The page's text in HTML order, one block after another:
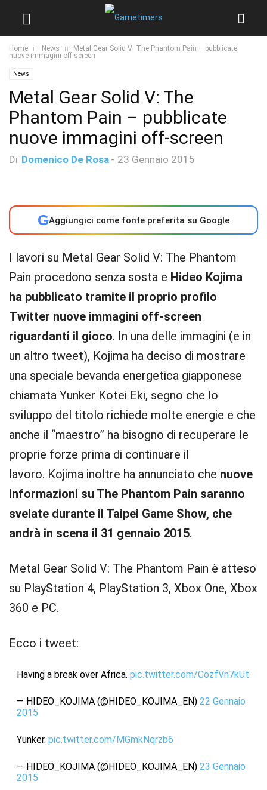
Home News
Metal Gear Solid V: The Phantom Pain – pubblicate
nuove immagini off-screen
News
Metal Gear Solid V: The
Phantom Pain – pubblicate
nuove immagini off-screen
Di Domenico De Rosa - 23 Gennaio 2015
GAggiungici come fonte preferita su Google
I lavori su Metal Gear Solid V: The Phantom
Pain procedono senza sosta e Hideo Kojima
ha pubblicato tramite il proprio profilo
Twitter nuove immagini off-screen
riguardanti il gioco. In una delle immagini (e in
un altro tweet), Kojima ha deciso di mostrare
una speciale bevanda energetica giapponese
chiamata Yunker Kotei Eki, segno che lo
sviluppo del titolo richiede molte energie e che
anche il “maestro” ha bisogno di recuperare le
proprie forze prima di continuare il
lavoro. Kojima inoltre ha annunciato che nuove
informazioni su The Phantom Pain saranno
svelate durante il Taipei Game Show, che
andrà in scena il 31 gennaio 2015.
Metal Gear Solid V: The Phantom Pain è atteso
su PlayStation 4, PlayStation 3, Xbox One, Xbox
360 e PC.
Ecco i tweet:
Having a break over Africa. pic.twitter.com/CozfVn7kUt
— HIDEO_KOJIMA (@HIDEO_KOJIMA_EN) 22 Gennaio
2015
Yunker. pic.twitter.com/MGmkNqrzb6
— HIDEO_KOJIMA (@HIDEO_KOJIMA_EN) 23 Gennaio
2015